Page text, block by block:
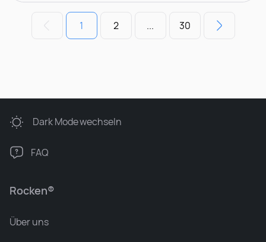
1 2 ... 30
Rocken®
Über uns
Dark Modewechseln
FAQ